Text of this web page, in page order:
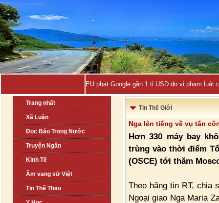
EU phạt Google gần 1 tỉ USD do vi phạm luật
Trang nhất
Xã Luận
Đọc Báo Trong Nước
Truyện Ngắn
Kinh Tế
Âm vang sử Việt
Tin Thể Thao
Tin Thế Giới
Nga lên tiếng về vụ tấn
Hơn 330 máy bay
trùng vào thời điểm
(OSCE) tới thăm
Theo hãng tin RT, chia
Ngoại giao Nga Maria